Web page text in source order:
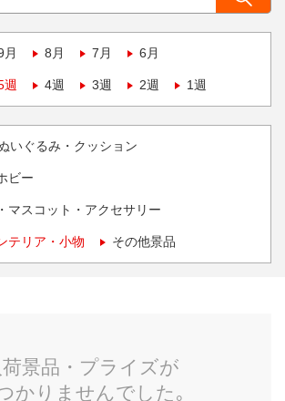
月 8月 7月 6月
週 4週 3週 2週 1週
いぐるみ・クッション
ビー
マスコット・アクセサリー
テリア・小物 その他景品